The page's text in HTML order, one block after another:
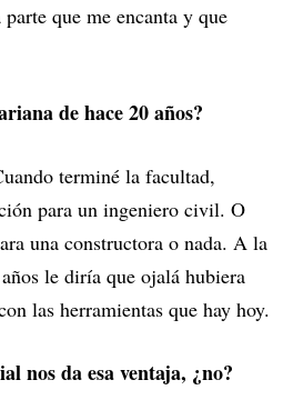
que me encanta y que
de hace 20 años?
terminé la facultad,
para un ingeniero civil. O
una constructora o nada. A la
le diría que ojalá hubiera
las herramientas que hay hoy.
nos da esa ventaja, ¿no?